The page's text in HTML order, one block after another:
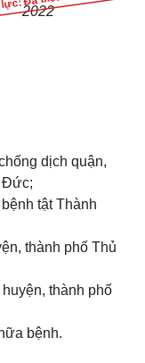
2022
dịch quận,
Đức;
tật Thành
thành phố Thủ
thành phố
bệnh.